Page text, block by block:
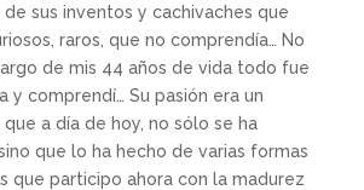
sus inventos y cachivaches que
raros, que no comprendía… No
de mis 44 años de vida todo fue
y comprendí… Su pasión era un
a día de hoy, no sólo se ha
que lo ha hecho de varias formas
que participo ahora con la madurez